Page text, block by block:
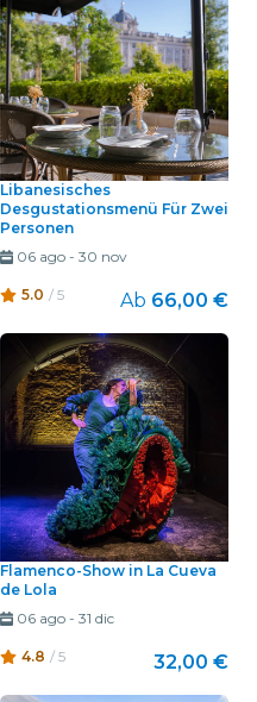
Libanesisches
Desgustationsmenü Für Zwei
Personen
06 ago- 30 nov
5.0 / 5 Ab 66,00 €
Flamenco-Show in La Cueva
de Lola
06 ago- 31 dic
4.8 / 5 32,00 €